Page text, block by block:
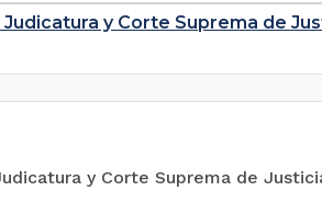
y Corte Suprema de
y Corte Suprema de